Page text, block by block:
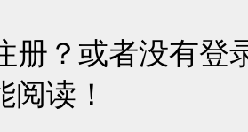
？或者没有登
阅读！